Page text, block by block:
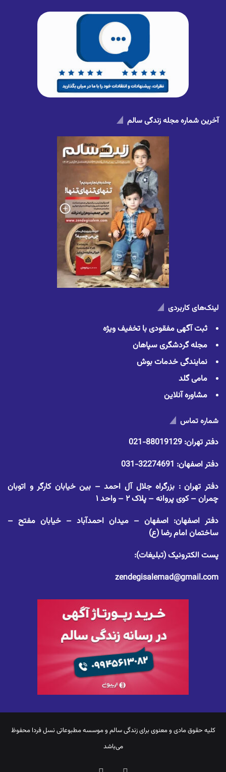
آخرین شماره مجله زندگی سالم
لینک‌های کاربردی
ثبت آگهی مفقودی با تخفیف ویژه
مجله گردشگری سپاهان
نمایندگی خدمات بوش
مامی گلد
مشاوره آنلاین
شماره تماس
دفتر تهران: 88019129-021
دفتر اصفهان: 32274691-031
دفتر تهران : بزرگراه جلال آل احمد – بین خیابان کارگر و اتوبان
چمران – کوی پروانه – پلاک ۲ – واحد ۱
دفتر اصفهان: اصفهان – میدان احمدآباد – خیابان مفتح –
ساختمان امام رضا (ع)
پست الکترونیک (تبلیغات):
zendegisalemad@gmail.com
کلیه حقوق مادی و معنوی برایزندگی سالم و موسسه مطبوعاتی نسل فردا محفوظ
می‌باشد